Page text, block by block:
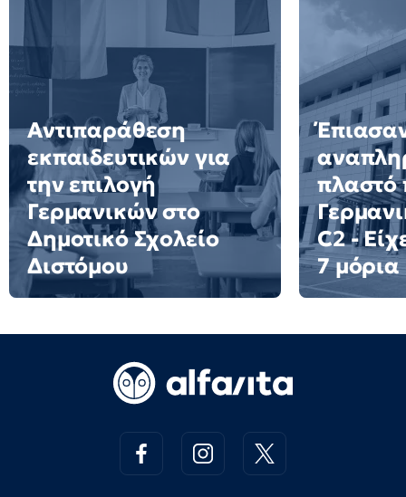
Αντιπαράθεση
εκπαιδευτικών για
την επιλογή
Γερμανικών στο
Δημοτικό Σχολείο
Διστόμου
πλαστό
C2 -
7 μόρια